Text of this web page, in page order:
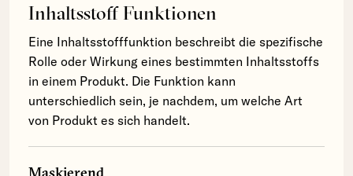
Inhaltsstoff Funktionen
Eine Inhaltsstofffunktion beschreibt die spezifische
Rolle oder Wirkung eines bestimmten Inhaltsstoffs
in einem Produkt. Die Funktion kann
unterschiedlich sein, je nachdem, um welche Art
von Produkt es sich handelt.